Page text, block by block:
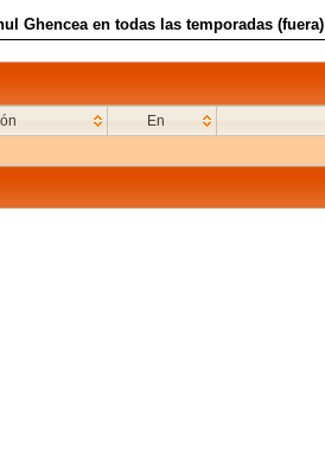
Ghencea en todas las temporadas (fuera)
En